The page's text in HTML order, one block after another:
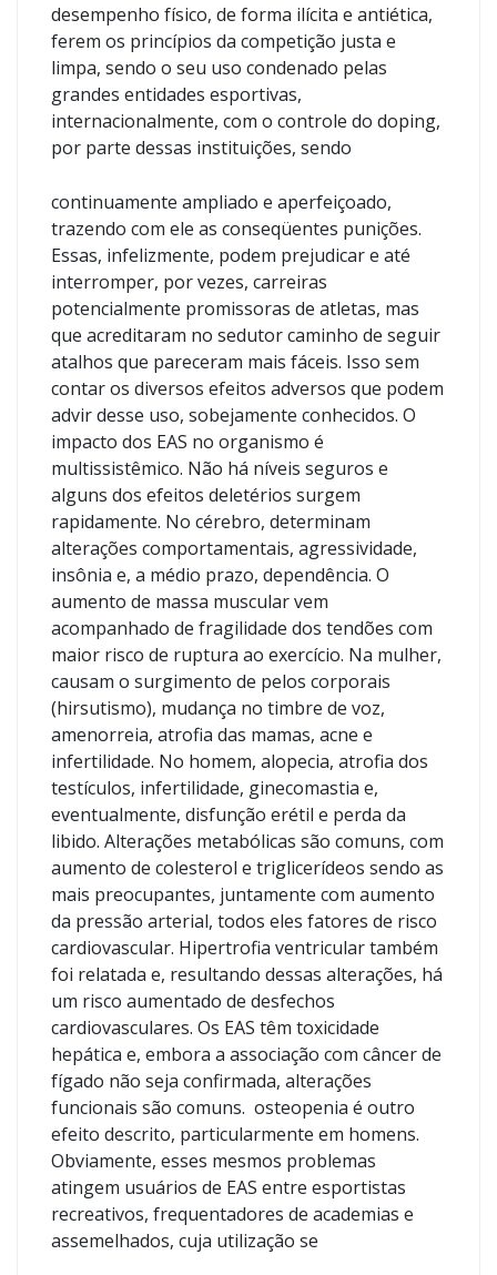
desempenho físico, de forma ilícita e antiética,
ferem os princípios da competição justa e
limpa, sendo o seu uso condenado pelas
grandes entidades esportivas,
internacionalmente, com o controle do doping,
por parte dessas instituições, sendo
continuamente ampliado e aperfeiçoado,
trazendo com ele as conseqüentes punições.
Essas, infelizmente, podem prejudicar e até
interromper, por vezes, carreiras
potencialmente promissoras de atletas, mas
que acreditaram no sedutor caminho de seguir
atalhos que pareceram mais fáceis. Isso sem
contar os diversos efeitos adversos que podem
advir desse uso, sobejamente conhecidos. O
impacto dos EAS no organismo é
multissistêmico. Não há níveis seguros e
alguns dos efeitos deletérios surgem
rapidamente. No cérebro, determinam
alterações comportamentais, agressividade,
insônia e, a médio prazo, dependência. O
aumento de massa muscular vem
acompanhado de fragilidade dos tendões com
maior risco de ruptura ao exercício. Na mulher,
causam o surgimento de pelos corporais
(hirsutismo), mudança no timbre de voz,
amenorreia, atrofia das mamas, acne e
infertilidade. No homem, alopecia, atrofia dos
testículos, infertilidade, ginecomastia e,
eventualmente, disfunção erétil e perda da
libido. Alterações metabólicas são comuns, com
aumento de colesterol e triglicerídeos sendo as
mais preocupantes, juntamente com aumento
da pressão arterial, todos eles fatores de risco
cardiovascular. Hipertrofia ventricular também
foi relatada e, resultando dessas alterações, há
um risco aumentado de desfechos
cardiovasculares. Os EAS têm toxicidade
hepática e, embora a associação com câncer de
fígado não seja confirmada, alterações
funcionais são comuns. osteopenia é outro
efeito descrito, particularmente em homens.
Obviamente, esses mesmos problemas
atingem usuários de EAS entre esportistas
recreativos, frequentadores de academias e
assemelhados, cuja utilização se